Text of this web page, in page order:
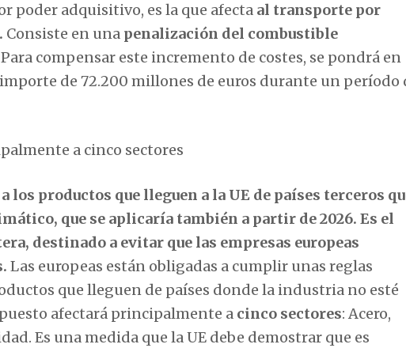
poder adquisitivo, es la que afecta al transporte por
Consiste en una penalización del combustible
Para compensar este incremento de costes, se pondrá en
de 72.200 millones de euros durante un período
a cinco sectores
los productos que lleguen a la UE de países terceros
que se aplicaría también a partir de 2026. Es el
destinado a evitar que las empresas europeas
Las europeas están obligadas a cumplir unas reglas
que lleguen de países donde la industria no esté
afectará principalmente a cinco sectores: Acero,
Es una medida que la UE debe demostrar que es